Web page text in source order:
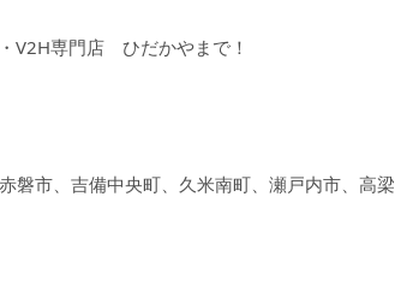
V2H専門店 ひだかやまで！
磐市、吉備中央町、久米南町、瀬戸内市、高梁